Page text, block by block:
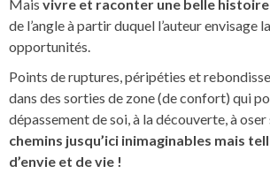
Mais vivre et raconter une belle histoire
de l’angle à partir duquel l’auteur envisage
opportunités.
Points de ruptures, péripéties et
dans des sorties de zone (de confort) qui
dépassement de soi, à la découverte, à oser
chemins jusqu’ici inimaginables mais
d’envie et de vie !